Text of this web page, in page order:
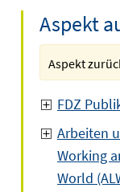
Aspekt
Aspekt
FDZ
Arbeiten
Working
World